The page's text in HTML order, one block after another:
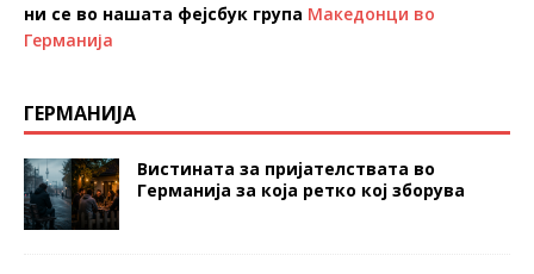
ни се во нашата фејсбук група Македонци во
Германија
ГЕРМАНИЈА
Вистината за пријателствата во
Германија за која ретко кој зборува